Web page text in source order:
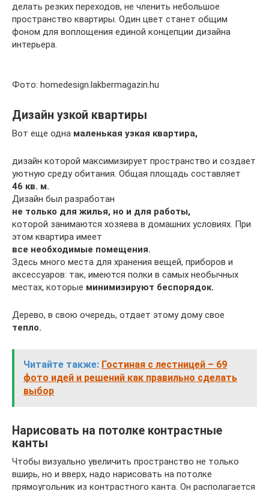
делать резких переходов, не членить небольшое
пространство квартиры. Один цвет станет общим
фоном для воплощения единой концепции дизайна
интерьера.
Фото: homedesign.lakbermagazin.hu
Дизайн узкой квартиры
Вот еще одна маленькая узкая квартира,
дизайн которой максимизирует пространство и создает
уютную среду обитания. Общая площадь составляет
46 кв. м.
Дизайн был разработан
не только для жилья, но и для работы,
которой занимаются хозяева в домашних условиях. При
этом квартира имеет
все необходимые помещения.
Здесь много места для хранения вещей, приборов и
аксессуаров: так, имеются полки в самых необычных
местах, которые минимизируют беспорядок.
Дерево, в свою очередь, отдает этому дому свое
тепло.
Читайте также: Гостиная с лестницей – 69
фото идей и решений как правильно сделать
выбор
Нарисовать на потолке контрастные
канты
Чтобы визуально увеличить пространство не только
вширь, но и вверх, надо нарисовать на потолке
прямоугольник из контрастного канта. Он располагается